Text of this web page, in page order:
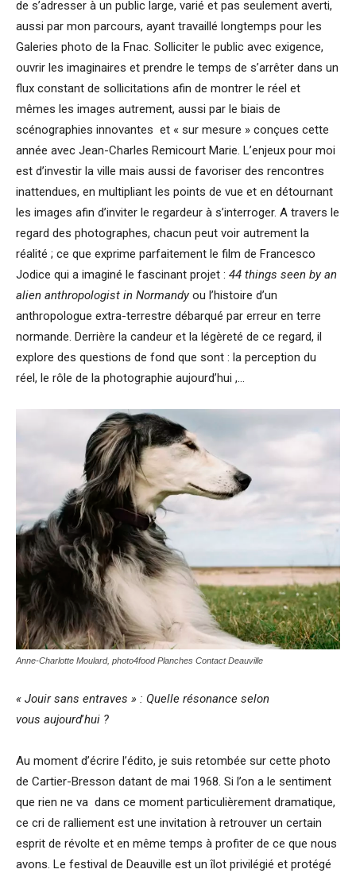
de s’adresser à un public large, varié et pas seulement averti,
aussi par mon parcours, ayant travaillé longtemps pour les
Galeries photo de la Fnac. Solliciter le public avec exigence,
ouvrir les imaginaires et prendre le temps de s’arrêter dans un
flux constant de sollicitations afin de montrer le réel et
mêmes les images autrement, aussi par le biais de
scénographies innovantes et « sur mesure » conçues cette
année avec Jean-Charles Remicourt Marie. L’enjeux pour moi
est d’investir la ville mais aussi de favoriser des rencontres
inattendues, en multipliant les points de vue et en détournant
les images afin d’inviter le regardeur à s’interroger. A travers le
regard des photographes, chacun peut voir autrement la
réalité ; ce que exprime parfaitement le film de Francesco
Jodice qui a imaginé le fascinant projet : 44 things seen by an
alien anthropologist in Normandyou l’histoire d’un
anthropologue extra-terrestre débarqué par erreur en terre
normande. Derrière la candeur et la légèreté de ce regard, il
explore des questions de fond que sont : la perception du
réel, le rôle de la photographie aujourd’hui ,…
Anne-Charlotte Moulard, photo4food Planches Contact Deauville
« Jouir sans entraves » : Quelle résonance selon
vous aujourd’hui ?
Au moment d’écrire l’édito, je suis retombée sur cette photo
de Cartier-Bresson datant de mai 1968. Si l’on a le sentiment
que rien ne va dans ce moment particulièrement dramatique,
ce cri de ralliement est une invitation à retrouver un certain
esprit de révolte et en même temps à profiter de ce que nous
avons. Le festival de Deauville est un îlot privilégié et protégé